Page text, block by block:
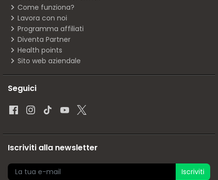
Come funziona?
Lavora con noi
Programma affiliati
Diventa Partner
Health points
Sito web aziendale
Seguici
Iscriviti alla newsletter
Iscriviti